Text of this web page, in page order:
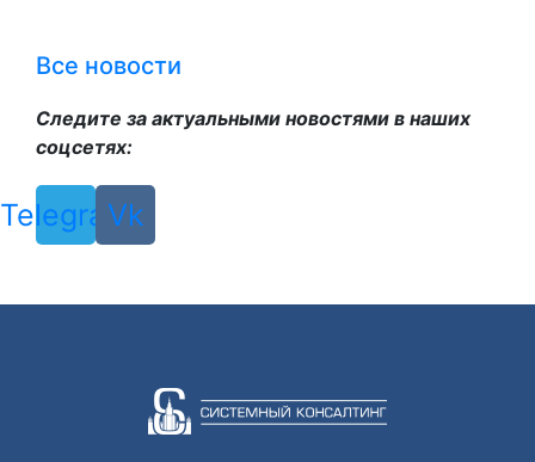
Все новости
Следите за актуальными новостями в наших
соцсетях:
Telegram
Vk